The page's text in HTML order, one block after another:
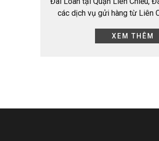
các dịch vụ gửi hàng từ Liên
XEM THÊM